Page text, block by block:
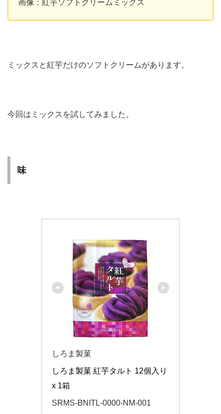
画像：紅芋ソフトクリームミックス
ミックスと紅芋だけのソフトクリームがあります。
今回はミックスを試してみました。
味
しろま製菓
しろま製菓 紅芋タルト 12個入り
x 1箱
SRMS-BNITL-0000-NM-001